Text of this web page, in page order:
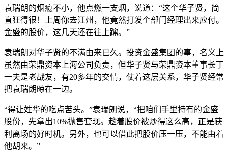
袁瑞朗的烟瘾不小，他点燃一支烟，说道：“这个华子贤，简
直狂得很！上周你去江州，他竟然打发个部门经理出来应付。
金盛的股价，这几天还在往上蹿。”
袁瑞朗对华子贤的不满由来已久。投资金盛集团的事，名义上
虽然由荣鼎资本上海公司负责，但华子贤与荣鼎资本董事长丁
一夫是老战友，有20多年的交情，仗着这层关系，华子贤经常
把袁瑞朗晾在一边。
“得让姓华的吃点苦头。”袁瑞朗说，“把咱们手里持有的金盛
股份，先拿出10%抛售套现。趁着股价被炒得这么高，正是获
利离场的好时机。另外，也可以借此把股价压一压，不能由着
他胡来。”